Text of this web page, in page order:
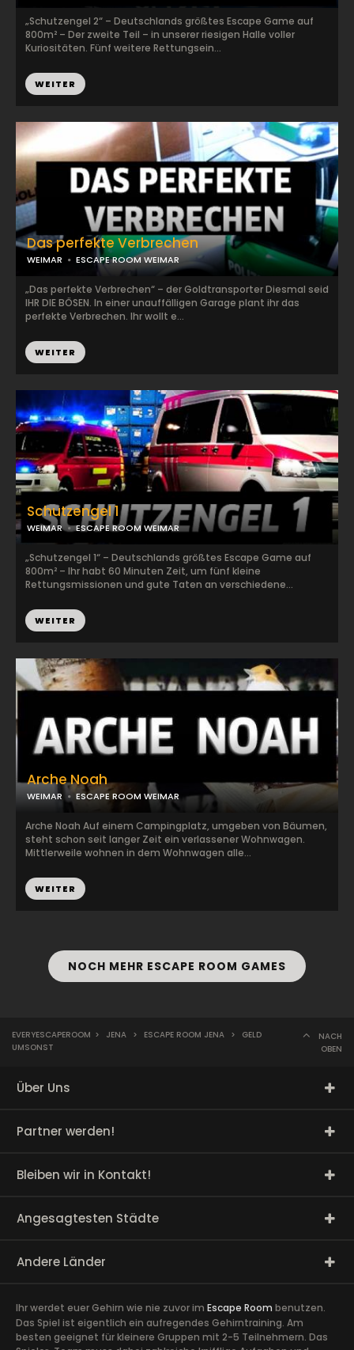
„Schutzengel 2“ – Deutschlands größtes Escape Game auf
800m² – Der zweite Teil – in unserer riesigen Halle voller
Kuriositäten. Fünf weitere Rettungsein...
WEITER
Das perfekte Verbrechen
WEIMAR ESCAPE ROOM WEIMAR
„Das perfekte Verbrechen“ – der Goldtransporter Diesmal seid
IHR DIE BÖSEN. In einer unauffälligen Garage plant ihr das
perfekte Verbrechen. Ihr wollt e...
WEITER
Schutzengel 1
WEIMAR ESCAPE ROOM WEIMAR
„Schutzengel 1“ – Deutschlands größtes Escape Game auf
800m² – Ihr habt 60 Minuten Zeit, um fünf kleine
Rettungsmissionen und gute Taten an verschiedene...
WEITER
Arche Noah
WEIMAR ESCAPE ROOM WEIMAR
Arche Noah Auf einem Campingplatz, umgeben von Bäumen,
steht schon seit langer Zeit ein verlassener Wohnwagen.
Mittlerweile wohnen in dem Wohnwagen alle...
WEITER
NOCH MEHR ESCAPE ROOM GAMES
EVERYESCAPEROOM > JENA > ESCAPE ROOM JENA >
GELD
UMSONST
NACH
OBEN
Über Uns
Partner werden!
Bleiben wir in Kontakt!
Angesagtesten Städte
Andere Länder
Ihr werdet euer Gehirn wie nie zuvor im Escape Room benutzen.
Das Spiel ist eigentlich ein aufregendes Gehirntraining. Am
besten geeignet für kleinere Gruppen mit 2-5 Teilnehmern. Das